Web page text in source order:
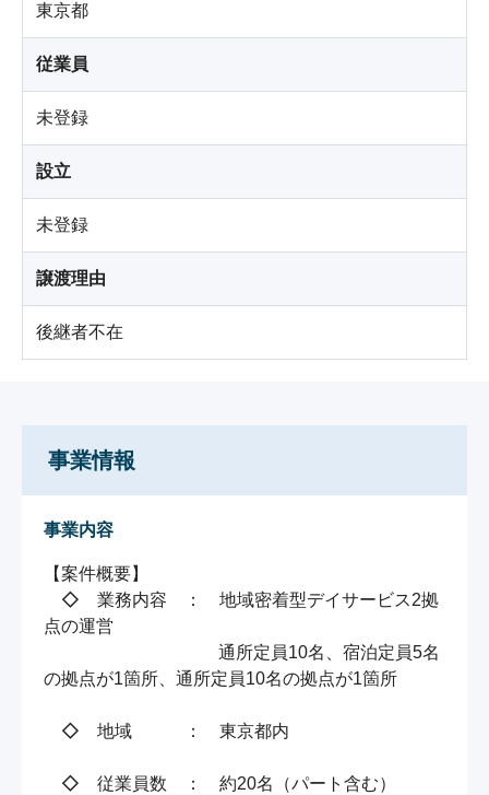
東京都
従業員
未登録
設立
未登録
譲渡理由
後継者不在
事業情報
事業内容
【案件概要】
◇　業務内容　：　地域密着型デイサービス2拠
点の運営
通所定員10名、宿泊定員5名
の拠点が1箇所、通所定員10名の拠点が1箇所
◇　地域　　　：　東京都内
◇　従業員数　：　約20名（パート含む）